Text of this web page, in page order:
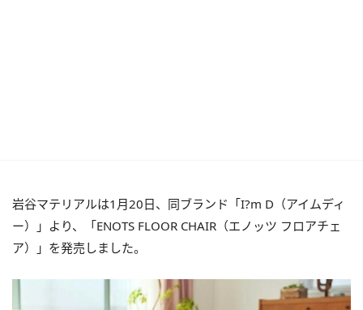
岩谷マテリアルは1月20日、同ブランド「I?m D（アイムディ
ー）」より、「ENOTS FLOOR CHAIR（エノッツ フロアチェ
ア）」を発売しました。